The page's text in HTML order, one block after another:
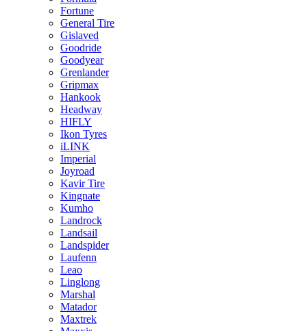
Fortune
General Tire
Gislaved
Goodride
Goodyear
Grenlander
Gripmax
Hankook
Headway
HIFLY
Ikon Tyres
iLINK
Imperial
Joyroad
Kavir Tire
Kingnate
Kumho
Landrock
Landsail
Landspider
Laufenn
Leao
Linglong
Marshal
Matador
Maxtrek